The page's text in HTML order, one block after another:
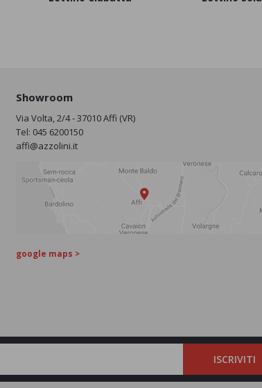
Showroom
Via Volta, 2/4 - 37010 Affi (VR)
Tel: 045 6200150
affi@azzolini.it
google maps >
ISCRIVITI